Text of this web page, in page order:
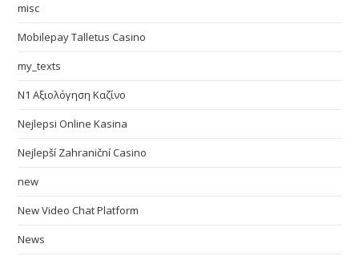
misc
Mobilepay Talletus Casino
my_texts
N1 Αξιολόγηση Καζίνο
Nejlepsi Online Kasina
Nejlepší Zahraniční Casino
new
New Video Chat Platform
News